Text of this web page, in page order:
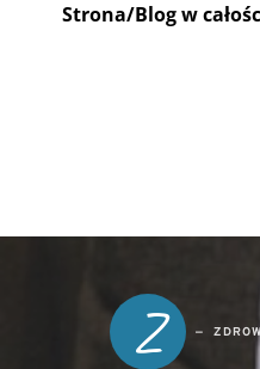
Strona/Blog w
Z